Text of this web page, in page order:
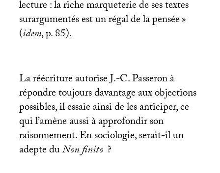
lecture : la riche marqueterie de ses textes
surargumentés est un régal de la pensée»
(idem, p. 85).
La réécriture autorise J.-C. Passeron à
répondre toujours davantage aux objections
possibles, il essaie ainsi de les anticiper, ce
qui l’amène aussi à approfondir son
raisonnement. En sociologie, serait-il un
adepte duNon finito ?